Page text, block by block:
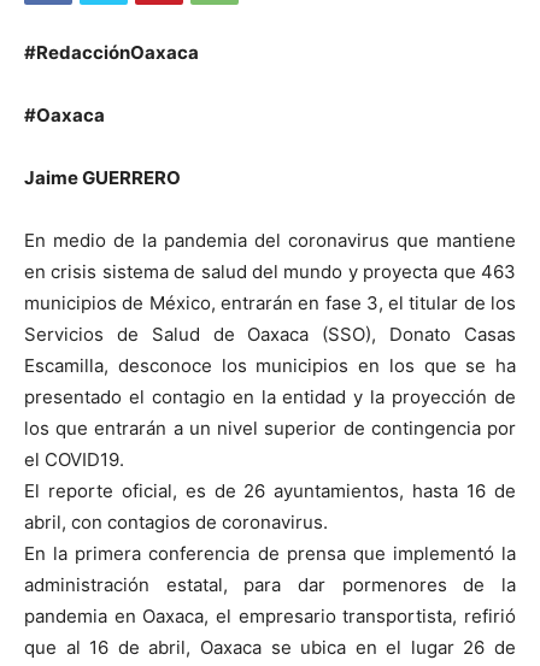
#RedacciónOaxaca
#Oaxaca
Jaime GUERRERO
En medio de la pandemia del coronavirus que mantiene
en crisis sistema de salud del mundo y proyecta que 463
municipios de México, entrarán en fase 3, el titular de los
Servicios de Salud de Oaxaca (SSO), Donato Casas
Escamilla, desconoce los municipios en los que se ha
presentado el contagio en la entidad y la proyección de
los que entrarán a un nivel superior de contingencia por
el COVID19.
El reporte oficial, es de 26 ayuntamientos, hasta 16 de
abril, con contagios de coronavirus.
En la primera conferencia de prensa que implementó la
administración estatal, para dar pormenores de la
pandemia en Oaxaca, el empresario transportista, refirió
que al 16 de abril, Oaxaca se ubica en el lugar 26 de